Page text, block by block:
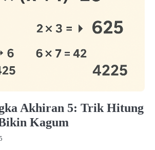
Akhiran 5: Trik Hitung
Kagum